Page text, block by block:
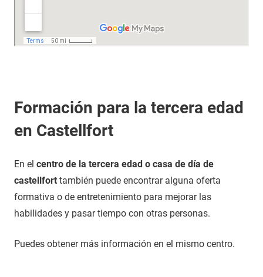
Formación para la tercera edad
en Castellfort
En el centro de la tercera edad o casa de día de
castellfort también puede encontrar alguna oferta
formativa o de entretenimiento para mejorar las
habilidades y pasar tiempo con otras personas.
Puedes obtener más información en el mismo centro.